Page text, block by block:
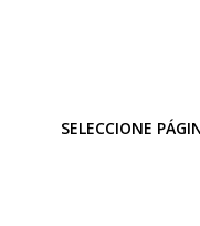
SELECCIONE